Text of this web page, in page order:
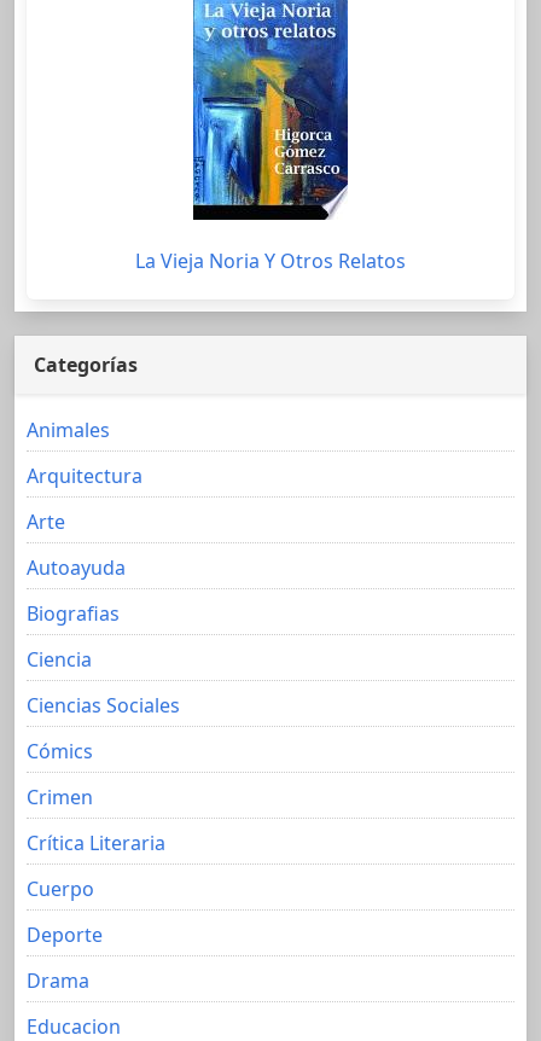
La Vieja Noria Y Otros Relatos
Categorías
Animales
Arquitectura
Arte
Autoayuda
Biografias
Ciencia
Ciencias Sociales
Cómics
Crimen
Crítica Literaria
Cuerpo
Deporte
Drama
Educacion